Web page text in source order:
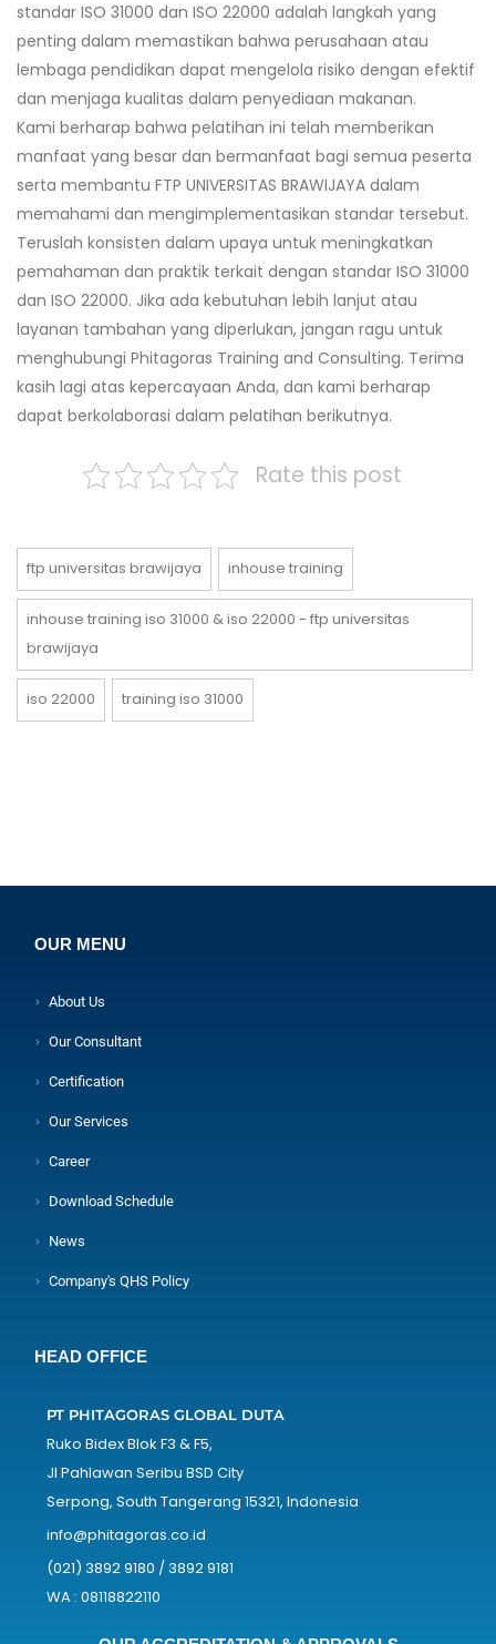
standar ISO 31000 dan ISO 22000 adalah langkah yang
penting dalam memastikan bahwa perusahaan atau
lembaga pendidikan dapat mengelola risiko dengan efektif
dan menjaga kualitas dalam penyediaan makanan.
Kami berharap bahwa pelatihan ini telah memberikan
manfaat yang besar dan bermanfaat bagi semua peserta
serta membantu FTP UNIVERSITAS BRAWIJAYA dalam
memahami dan mengimplementasikan standar tersebut.
Teruslah konsisten dalam upaya untuk meningkatkan
pemahaman dan praktik terkait dengan standar ISO 31000
dan ISO 22000. Jika ada kebutuhan lebih lanjut atau
layanan tambahan yang diperlukan, jangan ragu untuk
menghubungi Phitagoras Training and Consulting. Terima
kasih lagi atas kepercayaan Anda, dan kami berharap
dapat berkolaborasi dalam pelatihan berikutnya.
Rate this post
ftp universitas brawijaya inhouse training
inhouse training iso 31000 & iso 22000 - ftp universitas
brawijaya
iso 22000 training iso 31000
OUR MENU
About Us
Our Consultant
Certification
Our Services
Career
Download Schedule
News
Company's QHS Policy
HEAD OFFICE
PT PHITAGORAS GLOBAL DUTA
Ruko Bidex Blok F3 & F5,
Jl Pahlawan Seribu BSD City
Serpong, South Tangerang 15321, Indonesia
info@phitagoras.co.id
(021) 3892 9180 / 3892 9181
WA : 08118822110